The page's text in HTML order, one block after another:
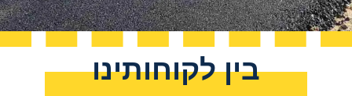
בין לקוחותינו